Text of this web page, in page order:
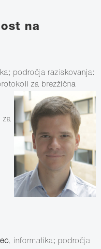
na
področja raziskovanja:
za brezžična
za
, informatika; področja